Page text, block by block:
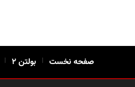
صفحه نخست | بولتن ۲ |